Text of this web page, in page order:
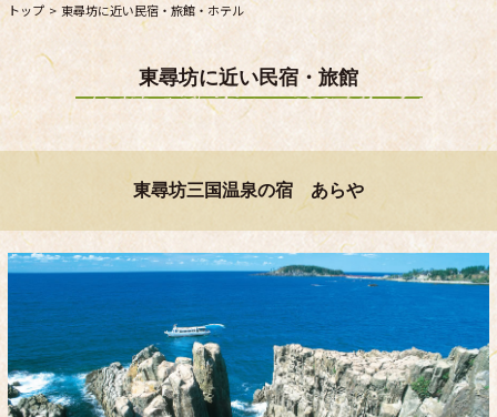
トップ >東尋坊に近い民宿・旅館・ホテル
東尋坊に近い民宿・旅館
東尋坊三国温泉の宿 あらや